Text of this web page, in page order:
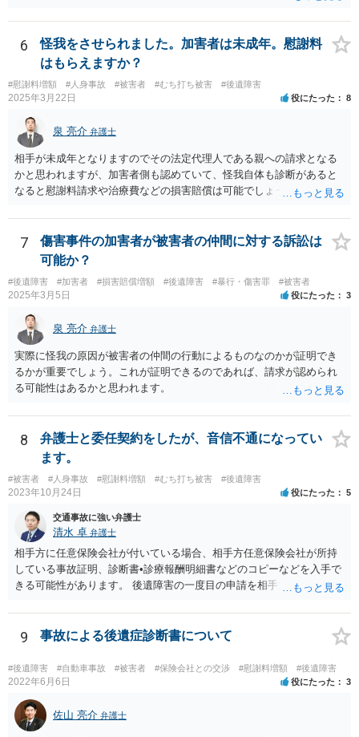
ので、弁護士を交代しても状況は変わらないでしょう。今の弁護士と
十分に打ち合わせをすることが重要だと思います。
6
怪我をさせられました。加害者は未成年。慰謝料
はもらえますか？
#慰謝料増額 #人身事故 #被害者 #むち打ち被害 #後遺障害
2025年3月22日 役にたった 8
泉 亮介 弁護士
相手が未成年となりますのでその法定代理人である親への請求となる
かと思われますが、加害者側も認めていて、怪我自体も診断があると
なると慰謝料請求や治療費などの損害賠償は可能でしょう。 整骨院へ
い場合が多いです。 また、保険会社から提案される金額は低めに出さ
れることも多いため、その交渉のために弁護士を入れるということも
考えられるかと思われます。
7
傷害事件の加害者が被害者の仲間に対する訴訟は
可能か？
#後遺障害 #加害者 #損害賠償増額 #後遺障害 #暴行・傷害罪 #被害者
2025年3月5日 役にたった 3
泉 亮介 弁護士
実際に怪我の原因が被害者の仲間の行動によるものなのかが証明でき
るかが重要でしょう。これが証明できるのであれば、請求が認められ
る可能性はあるかと思われます。
8
弁護士と委任契約をしたが、音信不通になってい
ます。
#被害者 #人身事故 #慰謝料増額 #むち打ち被害 #後遺障害
2023年10月24日 役にたった 5
交通事故に強い弁護士
清水 卓 弁護士
相手方に任意保険会社が付いている場合、相手方任意保険会社が所持
している事故証明、診断書•診療報酬明細書などのコピーなどを入手で
きる可能性があります。 後遺障害の一度目の申請を相手方任意保険会
果と認定理由書も相手方任意保険会社から入手できる可能性がありま
す。 これらが難しくても、通院していた病院のカルテを取り付けるこ
と等で代替が可能な場合もあります。 事故からどの程度期間が経過し
ているがが定かではありませんが、昨年４月から既に１年半年程度経
過しており、時効なども意識しながら対応をしておきたいところで
す。 待っていても事態が打開しない可能性もあるため、依頼の対応が
可能な弁護士に個別に問い合わせ、上記の方法等を参考に進め方を相
談してみるのが望ましいかもしれません。
9 事故による後遺症診断書について
#後遺障害 #自動車事故 #被害者 #保険会社との交渉 #慰謝料増額 #後遺障害
2022年6月6日 役にたった 3
佐山 亮介 弁護士